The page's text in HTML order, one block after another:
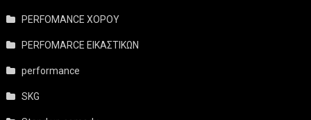
PERFOMANCE ΧΟΡΟΥ
PERFOMARCE ΕΙΚΑΣΤΙΚΩΝ
performance
SKG